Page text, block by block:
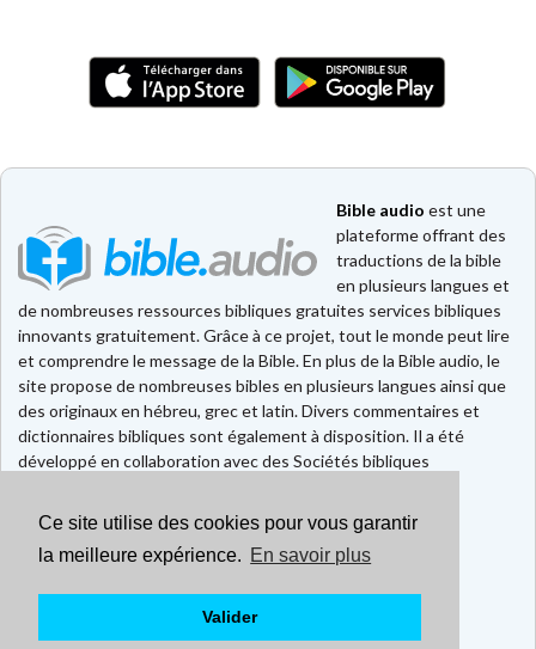
Ce site utilise des cookies pour vous garantir
la meilleure expérience. En savoir plus
Valider
Bible audio est une
plateforme offrant des
traductions de la bible
en plusieurs langues et
de nombreuses ressources bibliques gratuites services bibliques
innovants gratuitement. Grâce à ce projet, tout le monde peut lire
et comprendre le message de la Bible. En plus de la Bible audio, le
site propose de nombreuses bibles en plusieurs langues ainsi que
des originaux en hébreu, grec et latin. Divers commentaires et
dictionnaires bibliques sont également à disposition. Il a été
développé en collaboration avec des Sociétés bibliques
Faire un don
Contact